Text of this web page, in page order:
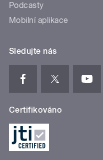
Podcasty
Mobilní aplikace
Sledujte nás
Certifikováno